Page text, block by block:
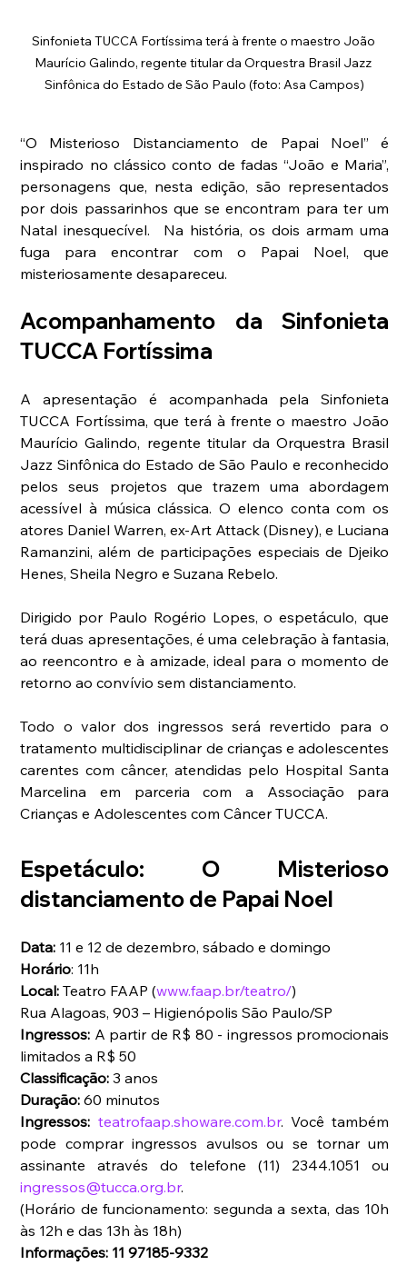
Sinfonieta TUCCA Fortíssima terá à frente o maestro João
Maurício Galindo, regente titular da Orquestra Brasil Jazz
Sinfônica do Estado de São Paulo (foto: Asa Campos)
“O Misterioso Distanciamento de Papai Noel” é
inspirado no clássico conto de fadas “João e Maria”,
personagens que, nesta edição, são representados
por dois passarinhos que se encontram para ter um
Natal inesquecível.  Na história, os dois armam uma
fuga para encontrar com o Papai Noel, que
misteriosamente desapareceu.
Acompanhamento da Sinfonieta
TUCCA Fortíssima
A apresentação é acompanhada pela Sinfonieta
TUCCA Fortíssima, que terá à frente o maestro João
Maurício Galindo, regente titular da Orquestra Brasil
Jazz Sinfônica do Estado de São Paulo e reconhecido
pelos seus projetos que trazem uma abordagem
acessível à música clássica. O elenco conta com os
atores Daniel Warren, ex-Art Attack (Disney), e Luciana
Ramanzini, além de participações especiais de Djeiko
Henes, Sheila Negro e Suzana Rebelo.
Dirigido por Paulo Rogério Lopes, o espetáculo, que
terá duas apresentações, é uma celebração à fantasia,
ao reencontro e à amizade, ideal para o momento de
retorno ao convívio sem distanciamento.
Todo o valor dos ingressos será revertido para o
tratamento multidisciplinar de crianças e adolescentes
carentes com câncer, atendidas pelo Hospital Santa
Marcelina em parceria com a Associação para
Crianças e Adolescentes com Câncer TUCCA.
Espetáculo: O Misterioso
distanciamento de Papai Noel
Data: 11 e 12 de dezembro, sábado e domingo
Horário: 11h
Local: Teatro FAAP (www.faap.br/teatro/)
Rua Alagoas, 903 – Higienópolis São Paulo/SP
Ingressos: A partir de R$ 80 - ingressos promocionais
limitados a R$ 50
Classificação: 3 anos
Duração: 60 minutos
Ingressos: teatrofaap.showare.com.br. Você também
pode comprar ingressos avulsos ou se tornar um
ingressos@tucca.org.br.
(Horário de funcionamento: segunda a sexta, das 10h
às 12h e das 13h às 18h)
Informações: 11 97185-9332